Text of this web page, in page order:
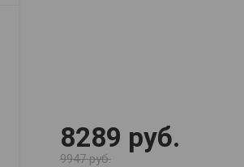
8289 руб.
9947 руб.